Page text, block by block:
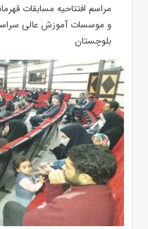
مراسم افتتاحیه مسابقات
و موسسات آموزش عالی
بلوچستان